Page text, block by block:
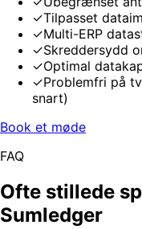
✓Tilpasset
✓Multi-ERP
✓Skreddersydd
✓Optimal
✓Problemfri på
snart)
Book et møde
FAQ
Ofte stillede
Sumledger